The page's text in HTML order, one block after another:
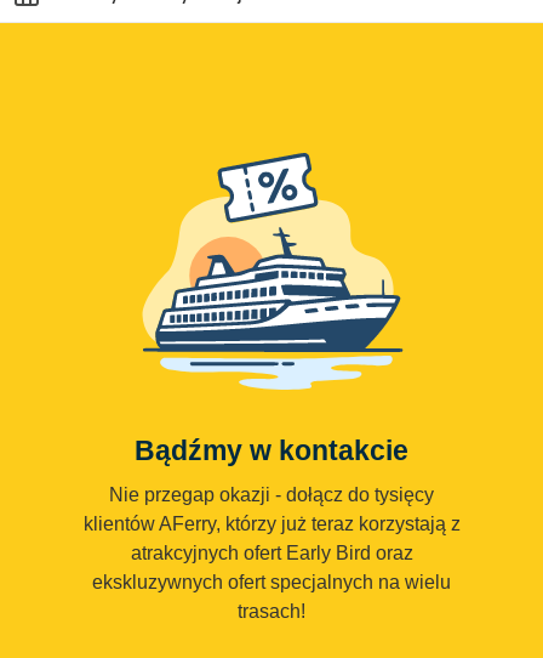
Bądźmy w kontakcie
Nie przegap okazji - dołącz do tysięcy
klientów AFerry, którzy już teraz korzystają z
atrakcyjnych ofert Early Bird oraz
ekskluzywnych ofert specjalnych na wielu
trasach!